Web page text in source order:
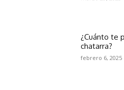
¿Cuánto te
chatarra?
febrero 6, 2025